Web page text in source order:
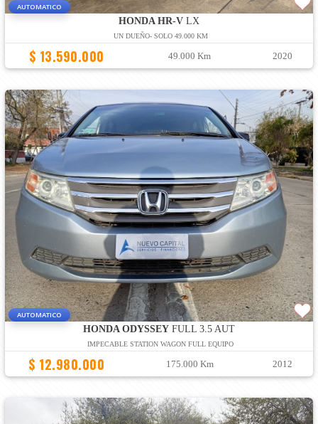
AUTOMATICO
HONDA HR-VLX
UN DUEÑO- SOLO 49.000 KM
$ 13.590.000 49.000 Km 2020
AUTOMATICO
HONDA ODYSSEYFULL 3.5 AUT
IMPECABLE STATION WAGON FULL EQUIPO
$ 12.980.000 175.000 Km 2012